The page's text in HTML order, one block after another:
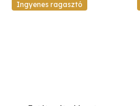
Ingyenes ragasztó